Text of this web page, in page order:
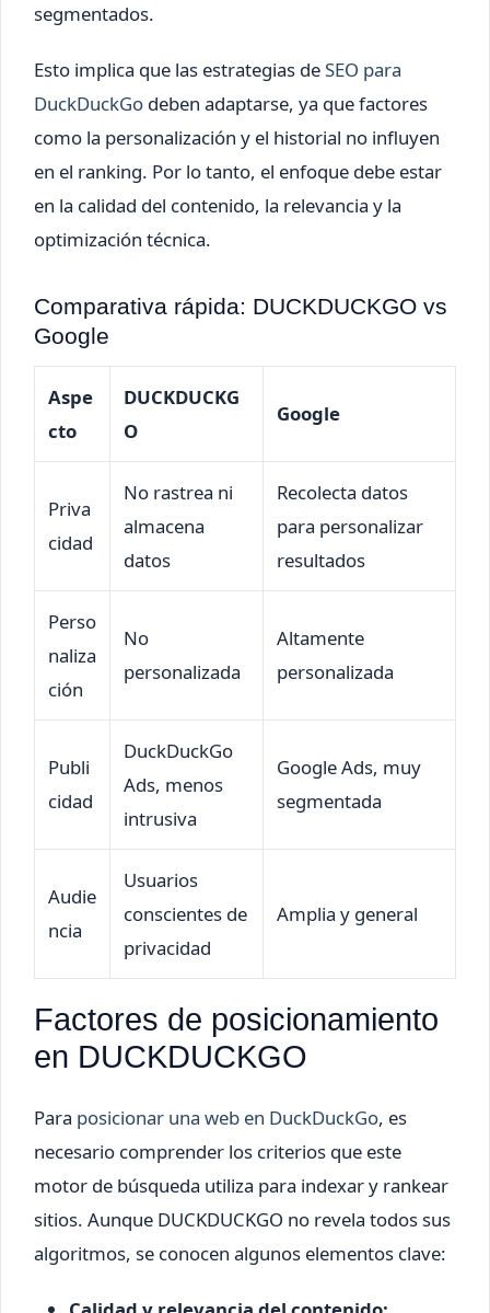
segmentados.
Esto implica que las estrategias deSEO para
DuckDuckGo deben adaptarse, ya que factores
como la personalización y el historial no influyen
en el ranking. Por lo tanto, el enfoque debe estar
en la calidad del contenido, la relevancia y la
optimización técnica.
Comparativa rápida: DUCKDUCKGO vs
Google
Aspe
cto
DUCKDUCKG
O
Google
Priva
cidad
No rastrea ni
almacena
datos
Recolecta datos
para personalizar
resultados
Perso
naliza
ción
No
personalizada
Altamente
personalizada
Publi
cidad
DuckDuckGo
Ads, menos
intrusiva
Google Ads, muy
segmentada
Audie
ncia
Usuarios
conscientes de
privacidad
Amplia y general
Factores de posicionamiento
en DUCKDUCKGO
Para posicionar una web en DuckDuckGo, es
necesario comprender los criterios que este
motor de búsqueda utiliza para indexar y rankear
sitios. Aunque DUCKDUCKGO no revela todos sus
algoritmos, se conocen algunos elementos clave: